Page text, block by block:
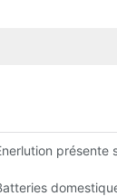
(2026) :présente
et